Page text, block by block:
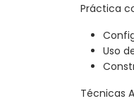
Práctica
Uso
Técnicas